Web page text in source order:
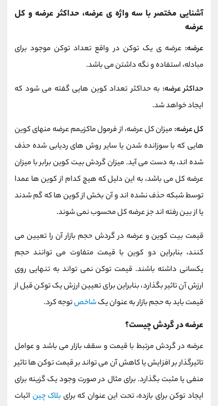
آشنایی مختصر با سه واژه ی عرضه، حداکثر عرضه و کل
عرضه
عرضه: عرضه ی یک توکن در واقع تعداد توکن موجود برای
مبادله، استفاده و نگه داشتن می باشد.
حداکثر عرضه: به حداکثر تعداد کوین هایی گفته می شود که
ایجاد خواهد شد.
کل عرضه: میزان کل عرضه، از فرمول ماکزیمم عرضه منهای کوین
هایی که با سوزانده شدن یا سایر روش های ردیابی شده حذف
شده اند، به دست می آید. میزان گردش بیت کوین برابر با میزان
عرضه کل می باشد، به این دلیل که هیچ کدام از کوین ها عمدا
توسط شبکه حذف نشده اند و آن بخش از کوین ها که گم شدند
یا از بین رفته اند جز عرضه کل محسوب نمی شوند.
قیمت بیت کوین و عرضه در گردش حجم بازار آن را تعیین می
کنند، بنابراین دو کوین با قیمت متفاوت می توانند حجم
یکسانی داشته باشند. قیمت توکن نمی تواند به تنهایی روی
ارزش آن تاثیر بگذارد، بنابراین برای تعیین ارزش یک توکن قبل از
قیمت باید به حجم بازار به عنوان یکشاخصتوجه کرد.
عرضه در گردش چیست؟
عرضه در گردش مرتبط با قیمت و سقف بازار می باشد و عوامل
تاثیرگذار بر افزایش یا کاهش آن می تواند بر قیمت توکن ها تاثیر
منفی یا مثبت بگذارد. برای مثال در صورت وجود یک گزینه برای
ایجاد توکن برای بازده، تحت این عنوان که برای بلاک چین اثبات